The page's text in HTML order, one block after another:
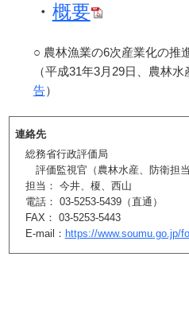
・ 概要
○ 農林漁業の6次産業化の推
（平成31年3月29日、農林
告）
連絡先
総務省行政評価局
評価監視官（農林水産、防衛担当
担当： 今井、榎、西山
電話： 03-5253-5439（直通）
FAX： 03-5253-5443
E-mail： https://www.soumu.go.jp/